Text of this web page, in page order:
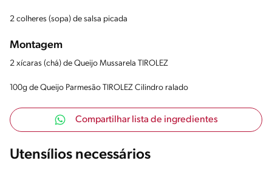
2 colheres (sopa) de salsa picada
Montagem
2 xícaras (chá) de Queijo Mussarela TIROLEZ
100g de Queijo Parmesão TIROLEZ Cilindro ralado
Compartilhar lista de ingredientes
Utensílios necessários